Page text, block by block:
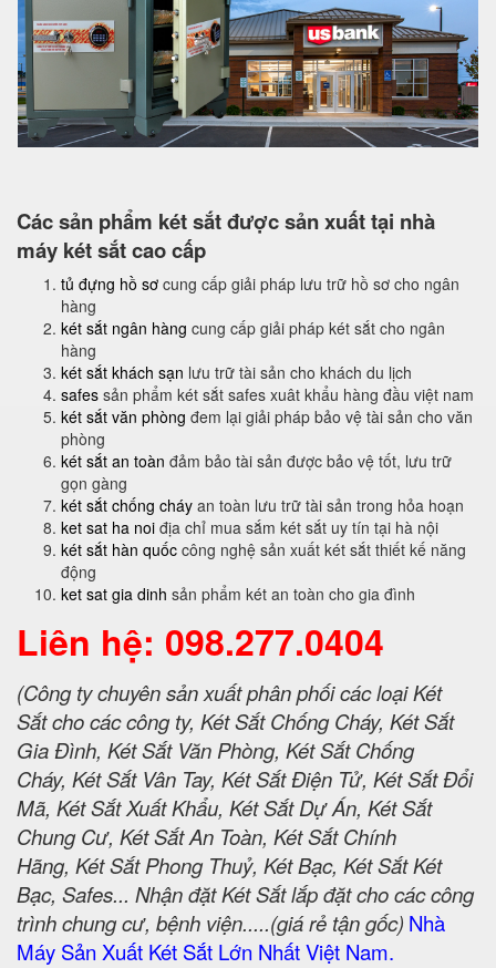
Các sản phẩm két sắt được sản xuất tại nhà
máy két sắt cao cấp
tủ đựng hồ sơ cung cấp giải pháp lưu trữ hồ sơ cho ngân
hàng
két sắt ngân hàng cung cấp giải pháp két sắt cho ngân
hàng
két sắt khách sạn lưu trữ tài sản cho khách du lịch
safes sản phẩm két sắt safes xuât khẩu hàng đầu việt nam
két sắt văn phòng đem lại giải pháp bảo vệ tài sản cho văn
phòng
két sắt an toàn đảm bảo tài sản được bảo vệ tốt, lưu trữ
gọn gàng
két sắt chống cháy an toàn lưu trữ tài sản trong hỏa hoạn
ket sat ha noi địa chỉ mua sắm két sắt uy tín tại hà nội
két sắt hàn quốc công nghệ sản xuất két sắt thiết kế năng
động
ket sat gia dinh sản phẩm két an toàn cho gia đình
Liên hệ: 098.277.0404
(Công ty chuyên sản xuất phân phối các loại Két
Sắt cho các công ty, Két Sắt Chống Cháy, Két Sắt
Gia Đình, Két Sắt Văn Phòng, Két Sắt Chống
Cháy, Két Sắt Vân Tay, Két Sắt Điện Tử, Két Sắt Đổi
Mã, Két Sắt Xuất Khẩu, Két Sắt Dự Án, Két Sắt
Chung Cư, Két Sắt An Toàn, Két Sắt Chính
Hãng, Két Sắt Phong Thuỷ, Két Bạc, Két Sắt Két
Bạc, Safes... Nhận đặt Két Sắt lắp đặt cho các công
trình chung cư, bệnh viện.....(giá rẻ tận gốc) Nhà
Máy Sản Xuất Két Sắt Lớn Nhất Việt Nam.